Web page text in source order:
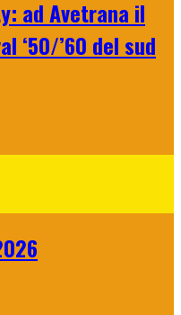
ad Avetrana il
‘50/’60 del sud